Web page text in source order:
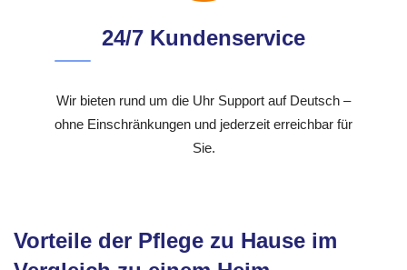
24/7 Kundenservice
Wir bieten rund um die Uhr Support auf Deutsch –
ohne Einschränkungen und jederzeit erreichbar für
Sie.
Vorteile der Pflege zu Hause im